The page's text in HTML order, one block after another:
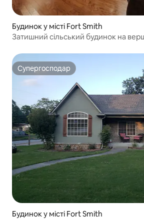
Будинок у місті Fort Smith
Затишний сільський будинок на
Супергосподар
Супергосподар
Будинок у місті Fort Smith